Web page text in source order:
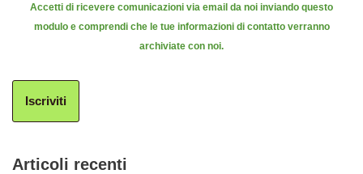
Accetti di ricevere comunicazioni via email da noi inviando questo
modulo e comprendi che le tue informazioni di contatto verranno
archiviate con noi.
Iscriviti
Articoli recenti